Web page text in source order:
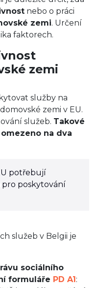
nebo o práci
zemi. Určení
faktorech.
zemi
služby na
zemi v EU.
služeb. Takové
na dva
potřebují
pro poskytování
služeb v Belgii je
sociálního
formuláře PD A1: